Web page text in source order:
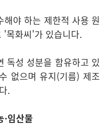
야 하는 제한적 사용 원
'목화씨'가 있습니다.
독성 성분을 함유하고 있
없으며 유지(기름) 제조
.
임산물